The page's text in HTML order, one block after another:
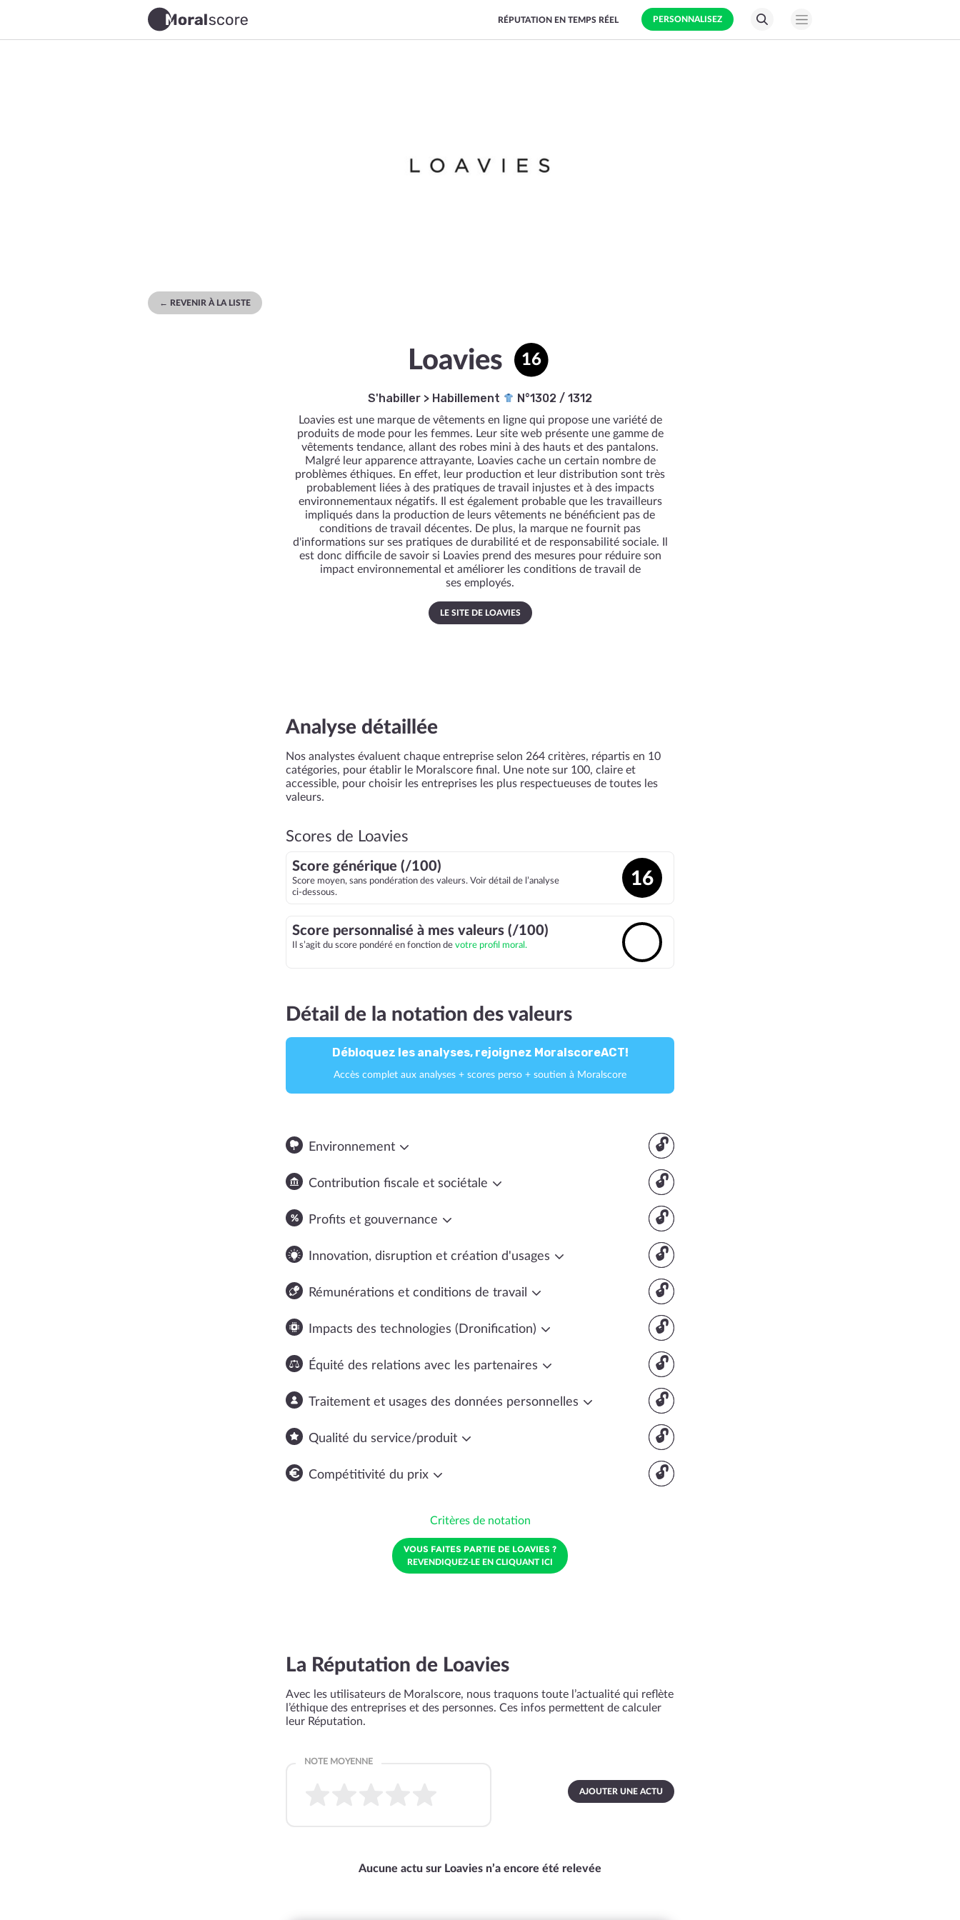
PERSONNALISEZ
RÉPUTATION EN TEMPS RÉEL
← REVENIR À LA LISTE
Loavies 16
S'habiller > Habillement N°1302 / 1312
Loavies est une marque de vêtements en ligne qui propose une variété de
produits de mode pour les femmes. Leur site web présente une gamme de
vêtements tendance, allant des robes mini à des hauts et des pantalons.
Malgré leur apparence attrayante, Loavies cache un certain nombre de
problèmes éthiques. En effet, leur production et leur distribution sont très
probablement liées à des pratiques de travail injustes et à des impacts
environnementaux négatifs. Il est également probable que les travailleurs
impliqués dans la production de leurs vêtements ne bénéficient pas de
conditions de travail décentes. De plus, la marque ne fournit pas
d'informations sur ses pratiques de durabilité et de responsabilité sociale. Il
est donc difficile de savoir si Loavies prend des mesures pour réduire son
impact environnemental et améliorer les conditions de travail de
ses employés.
LE SITE DE LOAVIES
Analyse détaillée
Nos analystes évaluent chaque entreprise selon 264 critères, répartis en 10
catégories, pour établir le Moralscore final. Une note sur 100, claire et
accessible, pour choisir les entreprises les plus respectueuses de toutes les
valeurs.
Scores de Loavies
Score générique (/100)
Score moyen, sans pondération des valeurs. Voir détail de l’analyse
ci-dessous.
16
Score personnalisé à mes valeurs (/100)
Il s’agit du score pondéré en fonction de votre profil moral.
Détail de la notation des valeurs
Débloquez les analyses, rejoignez MoralscoreACT!
Accès complet aux analyses + scores perso + soutien à Moralscore
🔓
Environnement
🔓
Contribution fiscale et sociétale
🔓
Profits et gouvernance
🔓
Innovation, disruption et création d'usages
🔓
Rémunérations et conditions de travail
🔓
Impacts des technologies (Dronification)
🔓
Équité des relations avec les partenaires
🔓
Traitement et usages des données personnelles
🔓
Qualité du service/produit
🔓
Compétitivité du prix
Critères de notation
VOUS FAITES PARTIE DE LOAVIES ?
REVENDIQUEZ-LE EN CLIQUANT ICI
La Réputation de Loavies
Avec les utilisateurs de Moralscore, nous traquons toute l’actualité qui reflète
l’éthique des entreprises et des personnes. Ces infos permettent de calculer
leur Réputation.
AJOUTER UNE ACTU
Aucune actu sur Loavies n’a encore été relevée